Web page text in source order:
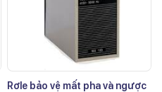
Rơle bảo vệ mất pha và ngược